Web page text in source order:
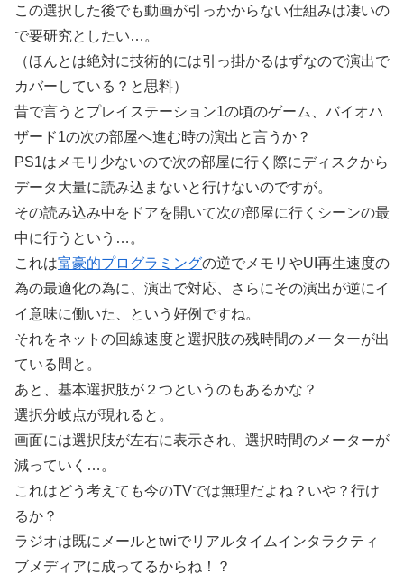
この選択した後でも動画が引っかからない仕組みは凄いの
で要研究としたい…。
（ほんとは絶対に技術的には引っ掛かるはずなので演出で
カバーしている？と思料）
昔で言うとプレイステーション1の頃のゲーム、バイオハ
ザード1の次の部屋へ進む時の演出と言うか？
PS1はメモリ少ないので次の部屋に行く際にディスクから
データ大量に読み込まないと行けないのですが。
その読み込み中をドアを開いて次の部屋に行くシーンの最
中に行うという…。
これは富豪的プログラミングの逆でメモリやUI再生速度の
為の最適化の為に、演出で対応、さらにその演出が逆にイ
イ意味に働いた、という好例ですね。
それをネットの回線速度と選択肢の残時間のメーターが出
ている間と。
あと、基本選択肢が２つというのもあるかな？
選択分岐点が現れると。
画面には選択肢が左右に表示され、選択時間のメーターが
減っていく…。
これはどう考えても今のTVでは無理だよね？いや？行け
るか？
ラジオは既にメールとtwiでリアルタイムインタラクティ
ブメディアに成ってるからね！？